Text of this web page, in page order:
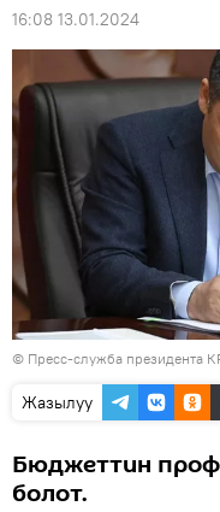
16:08 13.01.2024
© Пресс-служба президента
Жазылуу
Бюджеттин
болот.